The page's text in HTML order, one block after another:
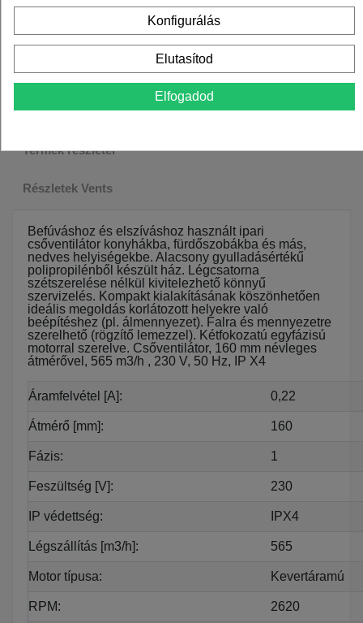
Leírás
Termék részletei
Részletek Vents
Befúváshoz és elszíváshoz használt ipari
csőventilátor konyhákba, fürdőszobákba és más,
nedves helyiségekbe. Alacsony gyulladásértékű
polipropilénből készült ház. Légcsatorna
szétszerelése nélkül kivitelezhető könnyű
szervizelés. Kompakt kialakításának köszönhetően
ideális megoldás korlátozott helyekre való
beépítéshez (pl. álmennyezet). Falra és mennyezetre
szerelhető (rögzítő lemezzel). Kétfokozatú egyfázisú
motorral szerelve. Csőventilátor, 160 mm névleges
átmérővel, 565 m3/h , 230 V, 50 Hz, IP X4
Áramfelvétel [A]: 0,22
Átmérő [mm]: 160
Fázis: 1
Feszültség [V]: 230
IP védettség: IPX4
Légszállítás [m3/h]: 565
Motor típusa: Kevertáramú
RPM: 2620
Konfigurálás
Elutasítod
Elfogadod